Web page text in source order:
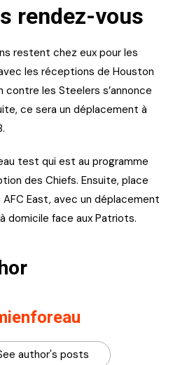
rendez-vous
restent chez eux pour les
les réceptions de Houston
les Steelers s’annonce
ce sera un déplacement à
test qui est au programme
des Chiefs. Ensuite, place
East, avec un déplacement
domicile face aux Patriots.
author's posts